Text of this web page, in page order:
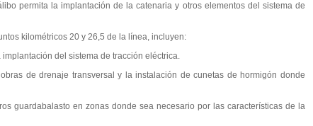
permita la implantación de la catenaria y otros elementos del sistema de
kilométricos 20 y 26,5 de la línea, incluyen:
del sistema de tracción eléctrica.
de drenaje transversal y la instalación de cunetas de hormigón donde
guardabalasto en zonas donde sea necesario por las características de la